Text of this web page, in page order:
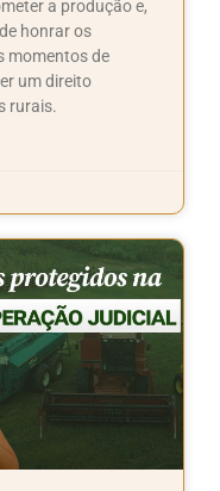
a produção e,
honrar os
momentos de
um direito
rurais.